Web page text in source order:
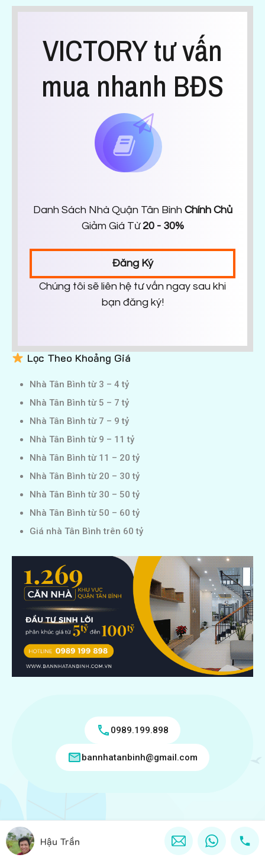
VICTORY tư vấn
mua nhanh BĐS
Danh Sách Nhà Quận Tân Bình Chính Chủ
Giảm Giá Từ 20 - 30%
Đăng Ký
Chúng tôi sẽ liên hệ tư vấn ngay sau khi
bạn đăng ký!
Lọc Theo Khoảng Giá
Nhà Tân Bình từ 3 – 4 tỷ
Nhà Tân Bình từ 5 – 7 tỷ
Nhà Tân Bình từ 7 – 9 tỷ
Nhà Tân Bình từ 9 – 11 tỷ
Nhà Tân Bình từ 11 – 20 tỷ
Nhà Tân Bình từ 20 – 30 tỷ
Nhà Tân Bình từ 30 – 50 tỷ
Nhà Tân Bình từ 50 – 60 tỷ
Giá nhà Tân Bình trên 60 tỷ
0989.199.898
bannhatanbinh@gmail.com
Copyright © 2018 - 2026 Bán nhà tân bình Ghi rõ nguồn
"Bannhatanbinh.com.vn" khi phát hành lại thông tin từ website
này.
Hậu Trần